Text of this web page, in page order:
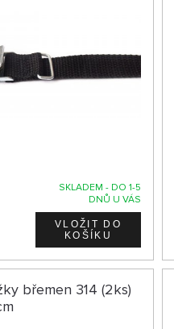
SKLADEM - DO 1-5
DNŮ U VÁS
břemen 314 (2ks)